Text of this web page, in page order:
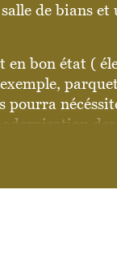
de bians et
en bon état (
pourra
des